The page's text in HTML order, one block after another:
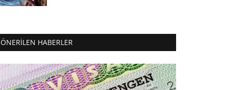
ÖNERILEN HABERLER